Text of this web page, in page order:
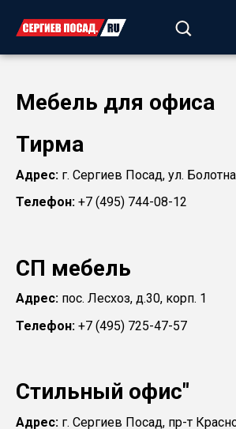
Мебель для офиса
Тирма
Адрес: г. Сергиев Посад, ул.
Телефон: +7 (495) 744-08-12
СП мебель
Адрес: пос. Лесхоз, д.30, корп. 1
Телефон: +7 (495) 725-47-57
Стильный офис"
Адрес: г. Сергиев Посад, пр-т